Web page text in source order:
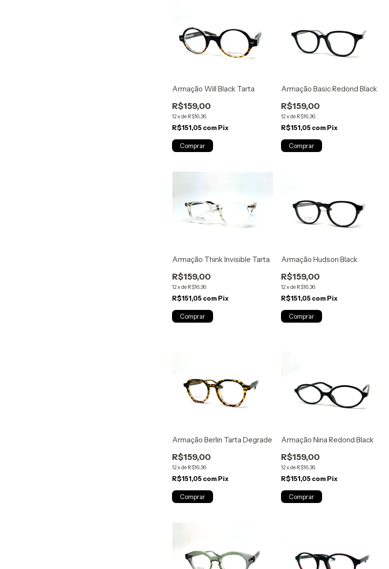
Armação Will Black Tarta
R$159,00
12 xde R$16,36
R$151,05 com Pix
Armação Basic Redond Black
R$159,00
12 xde R$16,36
R$151,05 com Pix
Armação Think Invisible Tarta
R$159,00
12xde R$16,36
R$151,05 com Pix
Armação Hudson Black
R$159,00
12xde R$16,36
R$151,05 com Pix
Armação Berlin Tarta Degrade
R$159,00
12xde R$16,36
R$151,05 com Pix
Armação Nina Redond Black
R$159,00
12xde R$16,36
R$151,05 com Pix